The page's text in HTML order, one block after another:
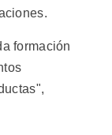
formación